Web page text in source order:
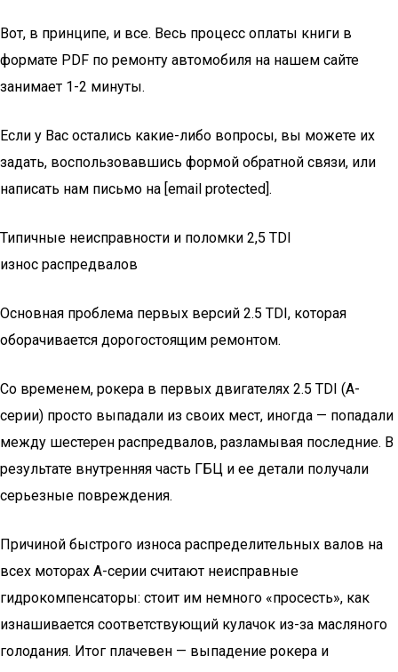
Вот, в принципе, и все. Весь процесс оплаты книги в
формате PDF по ремонту автомобиля на нашем сайте
занимает 1-2 минуты.
Если у Вас остались какие-либо вопросы, вы можете их
задать, воспользовавшись формой обратной связи, или
написать нам письмо на [email protected].
Типичные неисправности и поломки 2,5 TDI
износ распредвалов
Основная проблема первых версий 2.5 TDI, которая
оборачивается дорогостоящим ремонтом.
Со временем, рокера в первых двигателях 2.5 TDI (А-
серии) просто выпадали из своих мест, иногда — попадали
между шестерен распредвалов, разламывая последние. В
результате внутренняя часть ГБЦ и ее детали получали
серьезные повреждения.
Причиной быстрого износа распределительных валов на
всех моторах А-серии считают неисправные
гидрокомпенсаторы: стоит им немного «просесть», как
изнашивается соответствующий кулачок из-за масляного
голодания. Итог плачевен — выпадение рокера и